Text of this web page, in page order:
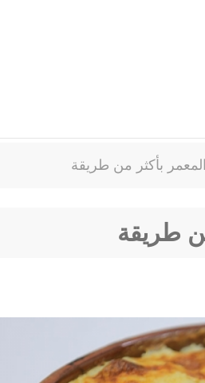
بأكثر من طريقة
طريقة